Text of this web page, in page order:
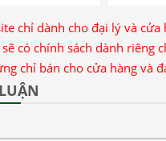
With OCA
chỉ dành cho đại lý và cửa
có chính sách dành riêng
chỉ bán cho cửa hàng và